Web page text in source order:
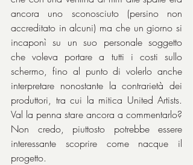
ancora uno sconosciuto (persino non
accreditato in alcuni) ma che un giorno si
incaponì su un suo personale soggetto
che voleva portare a tutti i costi sullo
schermo, fino al punto di volerlo anche
interpretare nonostante la contrarietà dei
produttori, tra cui la mitica United Artists.
Val la penna stare ancora a commentarlo?
Non credo, piuttosto potrebbe essere
interessante scoprire come nacque il
progetto.